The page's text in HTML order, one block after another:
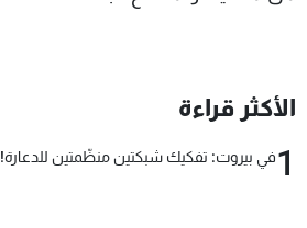
الأكثر قراءة
1في بيروت: تفكيك شبكتين منظّمتين للدعارة!